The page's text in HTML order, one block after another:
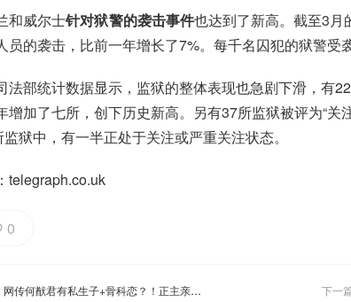
和威尔士针对狱警的袭击事件也达到了新高。截至3
员的袭击，比前一年增长了7%。每千名囚犯的狱警受
法部统计数据显示，监狱的整体表现也急剧下滑，有
增加了七所，创下历史新高。另有37所监狱被评为“关
狱中，有一半正处于关注或严重关注状态。
telegraph.co.uk
0
网传何猷君有私生子+骨科恋？！正主亲自下场辟谣“一眼假”！曾悬赏1亿证明清白！ 下一